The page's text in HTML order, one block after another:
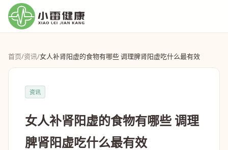
首页/资讯/女人补肾阳虚的食物有哪些 调理脾肾阳虚吃什么最有效
资讯
女人补肾阳虚的食物有哪些 调理
脾肾阳虚吃什么最有效